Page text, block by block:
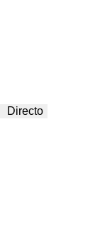
Directo